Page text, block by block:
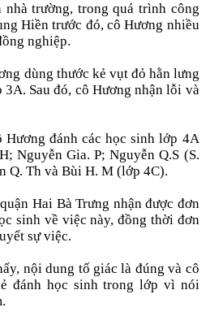
nhà trường, trong quá trình công
Hiền trước đó, cô Hương nhiều
nghiệp.
dùng thước kẻ vụt đỏ hằn lưng
Sau đó, cô Hương nhận lỗi và
Hương đánh các học sinh lớp 4A
Nguyễn Gia. P; Nguyễn Q.S (S.
Q. Th và Bùi H. M (lớp 4C).
Hai Bà Trưng nhận được đơn
sinh về việc này, đồng thời đơn
sự việc.
nội dung tố giác là đúng và cô
đánh học sinh trong lớp vì nói